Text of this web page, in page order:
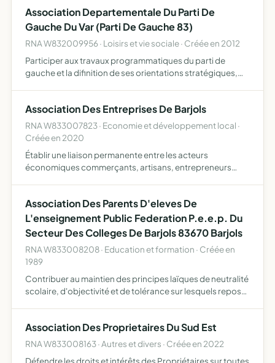
Association Departementale Du Parti De
Gauche Du Var (Parti De Gauche 83)
RNA W832009956 · Loisirs et vie sociale · Créée en 2012
Participer aux travaux programmatiques du parti de
gauche et la difinition de ses orientations stratégiques,
Association Des Entreprises De Barjols
RNA W833007823 · Economie et développement local ·
Créée en 2020
Établir une liaison permanente entre les acteurs
économiques commerçants, artisans, entrepreneurs
village de Ba…
Association Des Parents D'eleves De
L'enseignement Public Federation P.e.e.p. Du
Secteur Des Colleges De Barjols 83670 Barjols
RNA W833008208 · Education et formation · Créée en
1989
Contribuer au maintien des principes laïques de neutralité
scolaire, d'objectivité et de tolérance sur lesquels repose
Association Des Proprietaires Du Sud Est
RNA W833008163 · Autres et divers · Créée en 2022
Défendre les droits et intérêts des Propriétaires sur toutes